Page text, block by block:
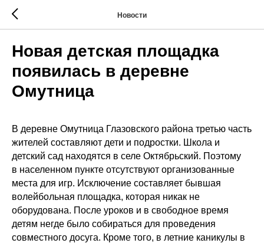
Новости
Новая детская площадка
появилась в деревне
Омутница
В деревне Омутница Глазовского района третью часть
жителей составляют дети и подростки. Школа и
детский сад находятся в селе Октябрьский. Поэтому
в населенном пункте отсутствуют организованные
места для игр. Исключение составляет бывшая
волейбольная площадка, которая никак не
оборудована. После уроков и в свободное время
детям негде было собираться для проведения
совместного досуга. Кроме того, в летние каникулы в